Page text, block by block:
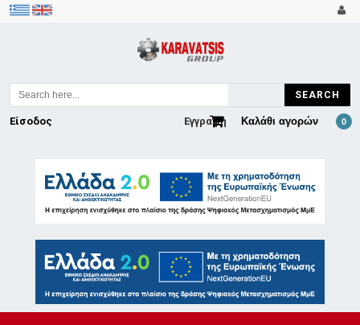
SEARCH
Καλάθι αγορών 0
Εγγραφή
Είσοδος